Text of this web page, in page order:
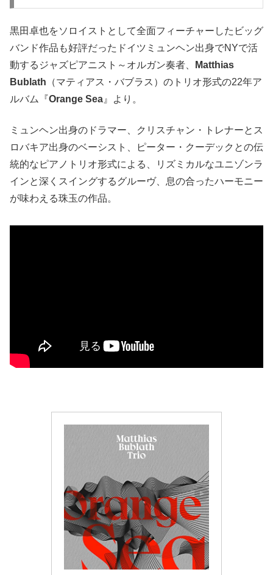
黒田卓也をソロイストとして全面フィーチャーしたビッグ
バンド作品も好評だったドイツミュンヘン出身でNYで活
動するジャズピアニスト～オルガン奏者、
Matthias
Bublath （マティアス・バブラス）のトリオ形式の22年ア
ルバム『Orange Sea 』より。
ミュンヘン出身のドラマー、クリスチャン・トレナーとス
ロバキア出身のベーシスト、ピーター・クーデックとの伝
統的なピアノトリオ形式による、リズミカルなユニゾンラ
インと深くスイングするグルーヴ、息の合ったハーモニー
が味わえる珠玉の作品。